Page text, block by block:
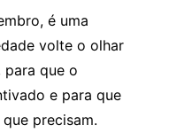
é uma
volte o olhar
para que o
e para que
precisam.